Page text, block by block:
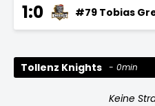
1:0 #79 Tobias
Tollenz Knights 0min
Keine